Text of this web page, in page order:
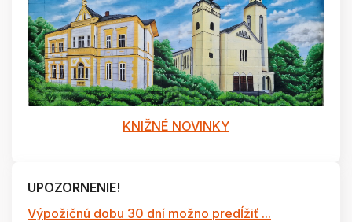
KNIŽNÉ NOVINKY
UPOZORNENIE!
Výpožičnú dobu 30 dní možno predĺžiť ...